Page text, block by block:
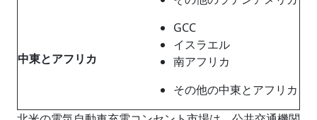
中東とアフリカ
GCC
イスラエル
南アフリカ
その他の中東とアフリカ